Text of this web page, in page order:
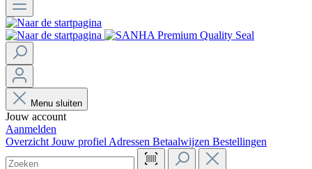
Menu sluiten
Jouw account
Aanmelden
Overzicht Jouw profiel Adressen Betaalwijzen Bestellingen